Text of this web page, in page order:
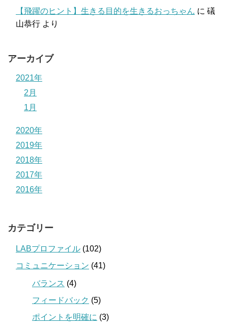
【飛躍のヒント】生きる目的を生きるおっちゃん に 礒
山恭行 より
アーカイブ
2021年
2月
1月
2020年
2019年
2018年
2017年
2016年
カテゴリー
LABプロファイル (102)
コミュニケーション (41)
バランス (4)
フィードバック (5)
ポイントを明確に (3)